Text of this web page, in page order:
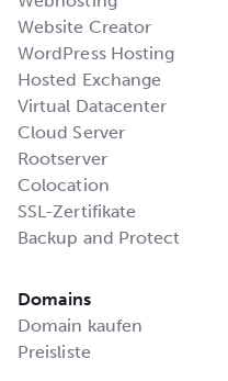
Website Creator
WordPress Hosting
Hosted Exchange
Virtual Datacenter
Cloud Server
Rootserver
Colocation
SSL-Zertifikate
Backup and Protect
Domains
Domain kaufen
Preisliste